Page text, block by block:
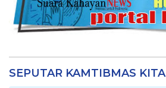
SEPUTAR KAMTIBMAS KITA